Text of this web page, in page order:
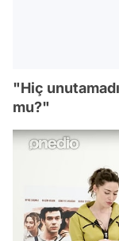
"Hiç
mu?"